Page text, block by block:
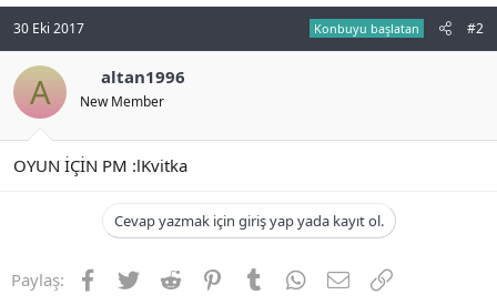
30 Eki 2017 Konbuyu başlatan #2
A altan1996
New Member
OYUN İÇİN PM :lKvitka
Cevap yazmak için giriş yap yada kayıt ol.
Paylaş: Facebook
TwitterReddit PinterestTumblrWhatsApp
E-postaLink